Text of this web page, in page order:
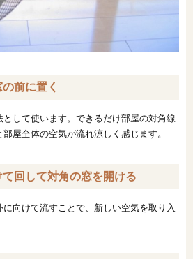
前に置く
して使います。できるだけ部屋の対角線
屋全体の空気が流れ涼しく感じます。
回して対角の窓を開ける
向けて流すことで、新しい空気を取り入